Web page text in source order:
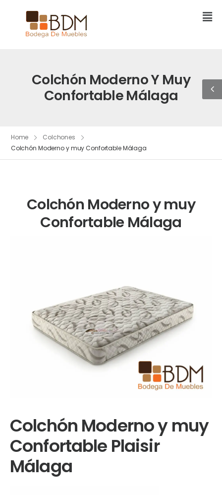
Colchón Moderno Y Muy
Confortable Málaga
Home
Colchones
Colchón Moderno y muy Confortable Málaga
Colchón Moderno y muy
Confortable Málaga
Colchón Moderno y muy
Confortable Plaisir
Málaga